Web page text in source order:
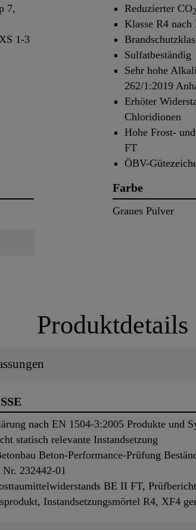
7,
1-3
Reduzierter CO2
Klasse R4
Sulfatbeständig
Sehr hohe
262/1:2019
Erhöter
Chloridionen
Hohe Frost-
FT
ÖBV-
Farbe
Graues Pulver
Produktdetails
nach EN 1504-3:2005 Produkte und
statisch relevante Instandsetzung
Beton-Performance-Prüfung
232442-01
BE II FT,
Instandsetzungsmörtel R4, XF4